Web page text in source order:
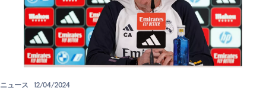
ニュース 12/04/2024